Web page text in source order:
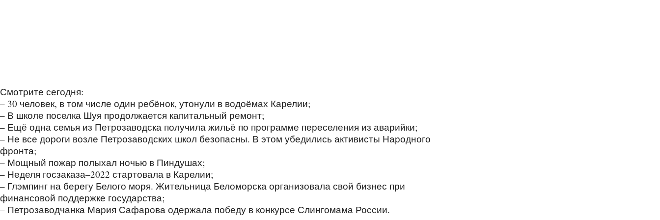
Смотрите сегодня:
– 30 человек, в том числе один ребёнок, утонули в водоёмах Карелии;
– В школе поселка Шуя продолжается капитальный ремонт;
– Ещё одна семья из Петрозаводска получила жильё по программе переселения из аварийки;
– Не все дороги возле Петрозаводских школ безопасны. В этом убедились активисты Народного
фронта;
– Мощный пожар полыхал ночью в Пиндушах;
– Неделя госзаказа–2022 стартовала в Карелии;
– Глэмпинг на берегу Белого моря. Жительница Беломорска организовала свой бизнес при
финансовой поддержке государства;
– Петрозаводчанка Мария Сафарова одержала победу в конкурсе Слингомама России.